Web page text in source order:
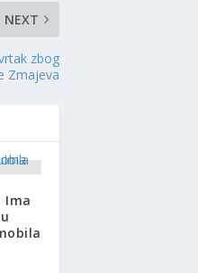
NEXT
zbog
Zmajeva
Ima